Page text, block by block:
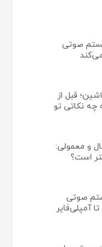
صوتی
قبل از
نکاتی تو
و معمولی:
است؟
صوتی
آمپلی‌فایر